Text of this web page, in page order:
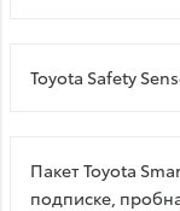
Toyota Safety
Пакет Toyota
подписке,